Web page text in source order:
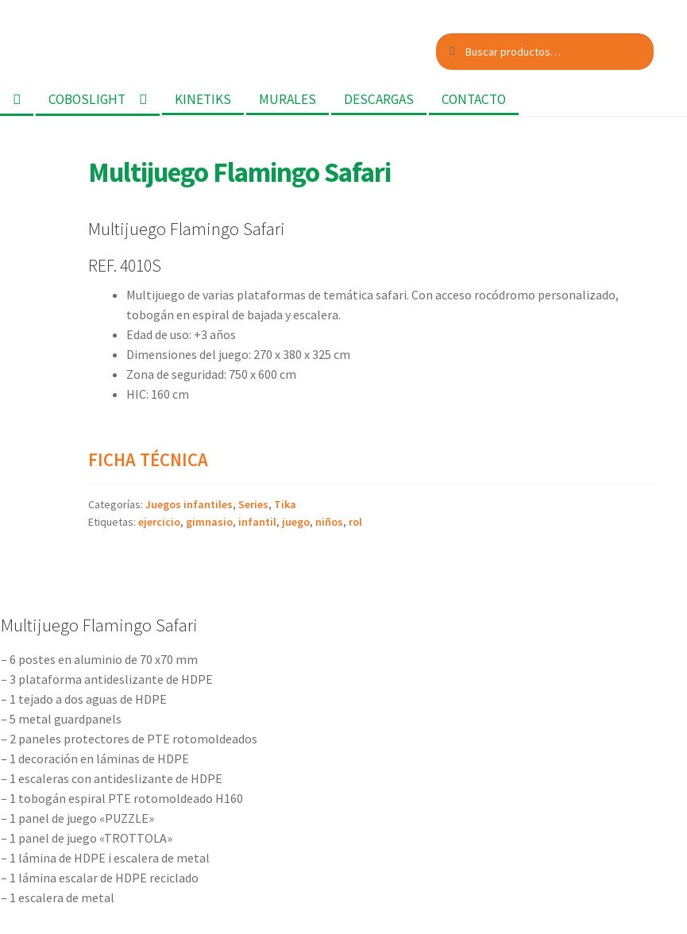
Buscar
por:
Buscar
COBOSLIGHT KINETIKS MURALES DESCARGAS CONTACTO
Multijuego Flamingo Safari
Multijuego Flamingo Safari
REF. 4010S
Multijuego de varias plataformas de temática safari. Con acceso rocódromo personalizado,
tobogán en espiral de bajada y escalera.
Edad de uso: +3 años
Dimensiones del juego: 270 x 380 x 325 cm
Zona de seguridad: 750 x 600 cm
HIC: 160 cm
FICHA TÉCNICA
Categorías: Juegos infantiles, Series, Tika
Etiquetas: ejercicio, gimnasio, infantil, juego, niños, rol
Multijuego Flamingo Safari
– 6 postes en aluminio de 70 x70 mm
– 3 plataforma antideslizante de HDPE
– 1 tejado a dos aguas de HDPE
– 5 metal guardpanels
– 2 paneles protectores de PTE rotomoldeados
– 1 decoración en láminas de HDPE
– 1 escaleras con antideslizante de HDPE
– 1 tobogán espiral PTE rotomoldeado H160
– 1 panel de juego «PUZZLE»
– 1 panel de juego «TROTTOLA»
– 1 lámina de HDPE i escalera de metal
– 1 lámina escalar de HDPE reciclado
– 1 escalera de metal